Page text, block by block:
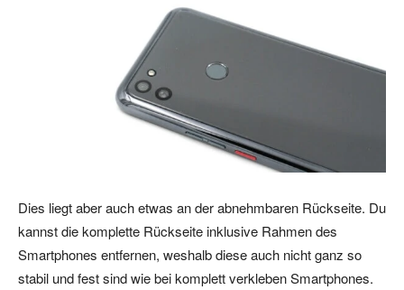
Dies liegt aber auch etwas an der abnehmbaren Rückseite. Du
kannst die komplette Rückseite inklusive Rahmen des
Smartphones entfernen, weshalb diese auch nicht ganz so
stabil und fest sind wie bei komplett verkleben Smartphones.